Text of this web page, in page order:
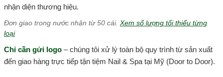
nhận diện thương hiệu.
Đơn giao trong nước nhận từ 50 cái. Xem số lượng tối thiểu từng
loại
Chỉ cần gửi logo – chúng tôi xử lý toàn bộ quy trình từ sản xuất
đến giao hàng trực tiếp tận tiệm Nail & Spa tại Mỹ (Door to Door).